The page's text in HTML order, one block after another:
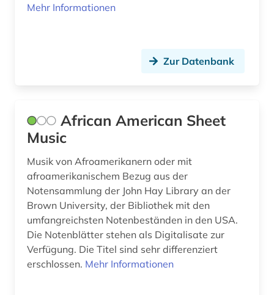
diskographie (1)
disposition <orgel> (1)
dissertation (3)
doria pamphili (1)
Mehr Informationen
Zur Datenbank
African American Sheet
Music
Musik von Afroamerikanern oder mit
afroamerikanischem Bezug aus der
Notensammlung der John Hay Library an der
Brown University, der Bibliothek mit den
umfangreichsten Notenbeständen in den USA.
Die Notenblätter stehen als Digitalisate zur
Verfügung. Die Titel sind sehr differenziert
erschlossen. Mehr Informationen